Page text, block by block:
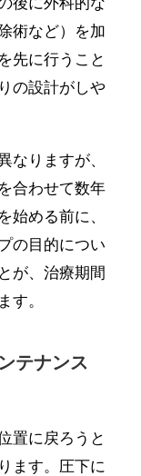
術など）を加
先に行うこと
の設計がしや
なりますが、
合わせて数年
始める前に、
の目的につい
が、治療期間
す。
テナンス
置に戻ろうと
ます。圧下に